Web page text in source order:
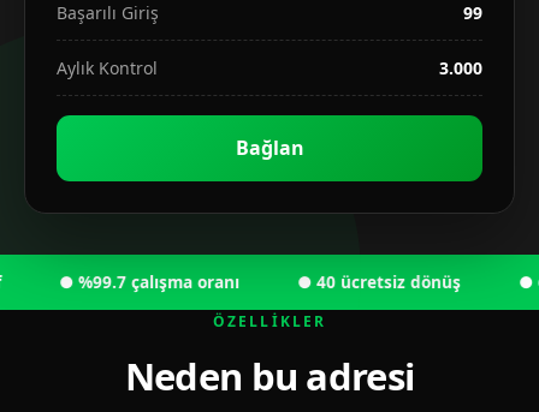
Başarılı Giriş 99
Aylık Kontrol 3.000
Bağlan
● %99.7 çalışma oranı ● 40 ücretsiz dönüş ●
ÖZELLIKLER
Neden bu adresi